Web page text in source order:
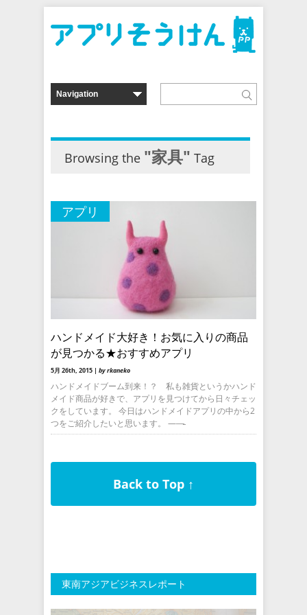
Browsing the "家具" Tag
アプリ
ハンドメイド大好き！お気に入りの商品
が見つかる★おすすめアプリ
5月 26th, 2015 | by rkaneko
ハンドメイドブーム到来！？ 私も雑貨というかハンド
メイド商品が好きで、アプリを見つけてから日々チェッ
クをしています。 今日はハンドメイドアプリの中から2
つをご紹介したいと思います。 ——̵
Back to Top ↑
東南アジアビジネスレポート